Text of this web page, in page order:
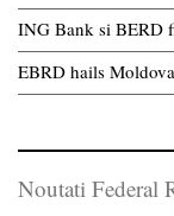
ING Bank si BERD
EBRD hails
Noutati Federal